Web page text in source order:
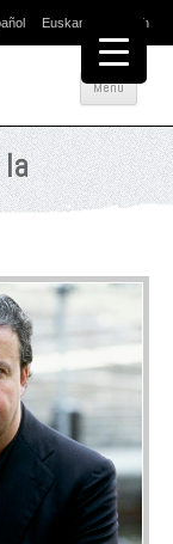
Euskara English
Menú